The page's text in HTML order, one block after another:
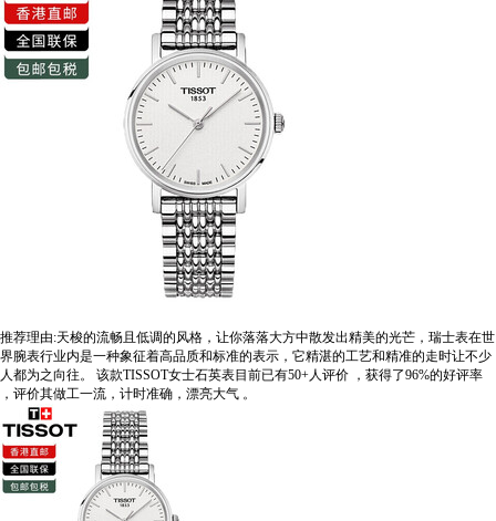
推荐理由:天梭的流畅且低调的风格，让你落落大方中散发出精美的光芒，瑞士表在世
界腕表行业内是一种象征着高品质和标准的表示，它精湛的工艺和精准的走时让不少
人都为之向往。
该款TISSOT女士石英表目前已有50+人评价 ，获得了96%的好评率
，评价其做工一流，计时准确，漂亮大气 。